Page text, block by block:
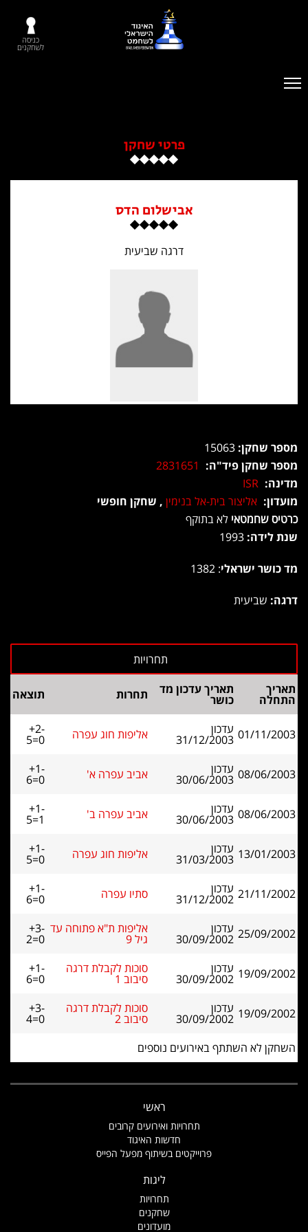
כניסה
לשחקנים
פרטי שחקן
אבישלום הדס
דרגה שביעית
מספר שחקן:
מספר שחקן פיד"ה: 2831651
מדינה: ISR
מועדון: אליצור בית-אל בנימין , שחקן חופשי
כרטיס שחמטאי לא בתוקף
שנת לידה:
מד כושר ישראלי: 1382
דרגה: שביעית
תאריך
התחלה
תאריך עדכון מד
כושר תחרות תוצאה
01/11/2003 עדכון
31/12/2003 אליפות חוג עפרה +2-
5=0
08/06/2003 עדכון
30/06/2003 אביב עפרה א' +1-
6=0
08/06/2003 עדכון
30/06/2003 אביב עפרה ב' +1-
5=1
13/01/2003 עדכון
31/03/2003 אליפות חוג עפרה +1-
5=0
21/11/2002 עדכון
31/12/2002 סתיו עפרה +1-
6=0
25/09/2002 עדכון
30/09/2002
אליפות ת"א פתוחה עד
גיל 9
+3-
2=0
19/09/2002 עדכון
30/09/2002
סוכות לקבלת דרגה
סיבוב 1
+1-
6=0
19/09/2002 עדכון
30/09/2002
סוכות לקבלת דרגה
סיבוב 2
+3-
4=0
השחקן לא השתתף באירועים נוספים
ראשי
תחרויות ואירועים קרובים
חדשות האיגוד
פרוייקטים בשיתוף מפעל הפייס
ליגות
תחרויות
שחקנים
מועדונים